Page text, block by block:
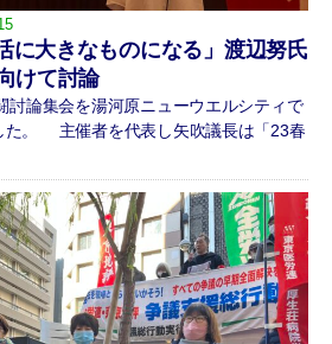
に大きなものになる」渡辺努氏
けて討論
論集会を湯河原ニューウエルシティで
た。 主催者を代表し矢吹議長は「23春